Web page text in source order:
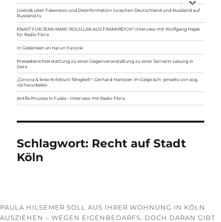
anzeigen
Livetalk über Fakenews und Desinformation zwischen Deutschland und Russland auf
Russland.tv
KNAST FÜR JEAN-MARC ROUILLAN AUS FRANKREICH? Interview mit Wolfgang Hajek
für Radio Flora
In Gedenken an Harun Farocki
Presseberichterstattung zu einer Gegenveranstaltung zu einer Sarrazin-Lesung in
Gera
„Corona & linke Kritik(un) fähigkeit“- Gerhard Hanloser im Gespräch- jenseits von sog.
»Schwurbelei«
Antifa-Prozess in Fulda – Interview mit Radio Flora
Schlagwort: Recht auf Stadt
Köln
PAULA HILSEMER SOLL AUS IHRER WOHNUNG IN KÖLN
AUSZIEHEN – WEGEN EIGENBEDARFS. DOCH DARAN GIBT